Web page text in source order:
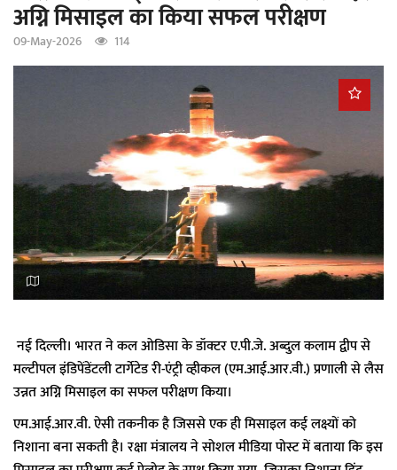
अग्नि मिसाइल का किया सफल परीक्षण
09-May-2026 114
नई दिल्ली। भारत ने कल ओडिसा के डॉक्‍टर ए.पी.जे. अब्दुल कलाम द्वीप से
मल्टीपल इंडिपेंडेंटली टार्गेटेड री-एंट्री व्हीकल (एम.आई.आर.वी.) प्रणाली से लैस
उन्नत अग्नि मिसाइल का सफल परीक्षण किया।
एम.आई.आर.वी. ऐसी तकनीक है जिससे एक ही मिसाइल कई लक्ष्यों को
निशाना बना सकती है। रक्षा मंत्रालय ने सोशल मीडिया पोस्ट में बताया कि इस